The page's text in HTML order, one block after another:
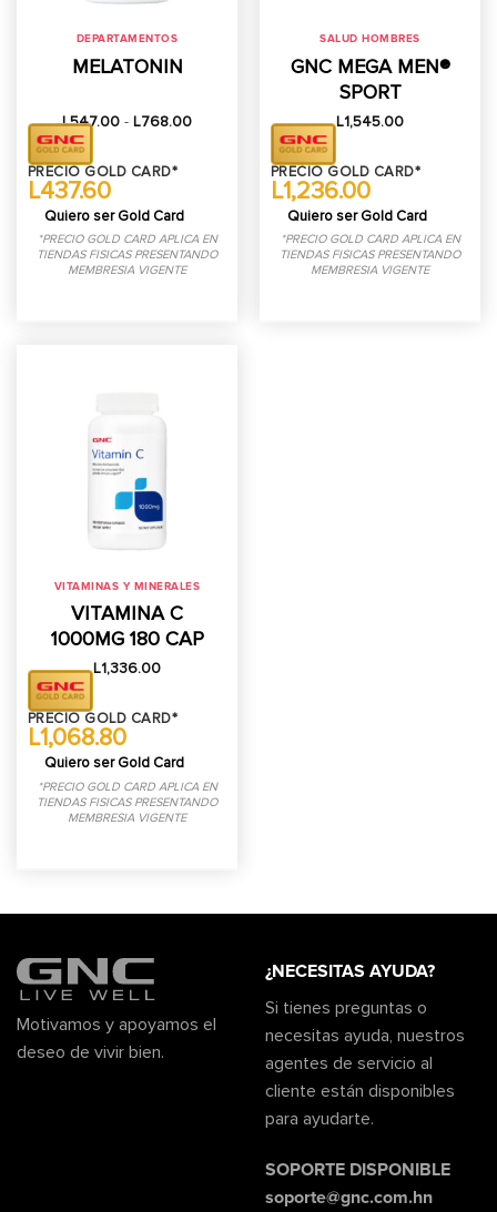
DEPARTAMENTOS
MELATONIN
L547.00 - L768.00Rango
PRECIO GOLD CARD*
L437.60
Quiero ser Gold Card
*PRECIO GOLD CARD APLICA EN
TIENDAS FISICAS PRESENTANDO
MEMBRESIA VIGENTE
SALUD HOMBRES
GNC MEGA MEN®
SPORT
L1,545.00
PRECIO GOLD CARD*
L1,236.00
Quiero ser Gold Card
*PRECIO GOLD CARD APLICA EN
TIENDAS FISICAS PRESENTANDO
MEMBRESIA VIGENTE
VITAMINAS Y MINERALES
VITAMINA C
1000MG 180 CAP
L1,336.00
PRECIO GOLD CARD*
L1,068.80
Quiero ser Gold Card
*PRECIO GOLD CARD APLICA EN
TIENDAS FISICAS PRESENTANDO
MEMBRESIA VIGENTE
Motivamos y apoyamos el
deseo de vivir bien.
¿NECESITAS AYUDA?
Si tienes preguntas o
necesitas ayuda, nuestros
agentes de servicio al
cliente están disponibles
para ayudarte.
SOPORTE DISPONIBLE
soporte@gnc.com.hn